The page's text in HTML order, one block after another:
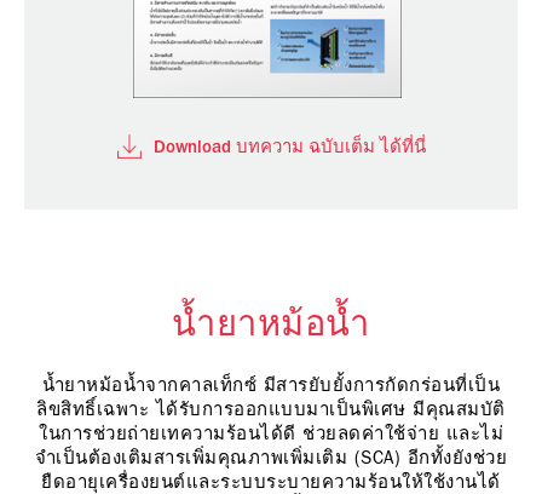
Download บทความ ฉบับเต็ม ได้ที่นี่
น้ำยาหม้อน้ำ
น้ำยาหม้อน้ำจากคาลเท็กซ์ มีสารยับยั้งการกัดกร่อนที่เป็น
ลิขสิทธิ์เฉพาะ ได้รับการออกแบบมาเป็นพิเศษ มีคุณสมบัติ
ในการช่วยถ่ายเทความร้อนได้ดี ช่วยลดค่าใช้จ่าย และไม่
จำเป็นต้องเติมสารเพิ่มคุณภาพเพิ่มเติม (SCA) อีกทั้งยังช่วย
ยืดอายุเครื่องยนต์และระบบระบายความร้อนให้ใช้งานได้